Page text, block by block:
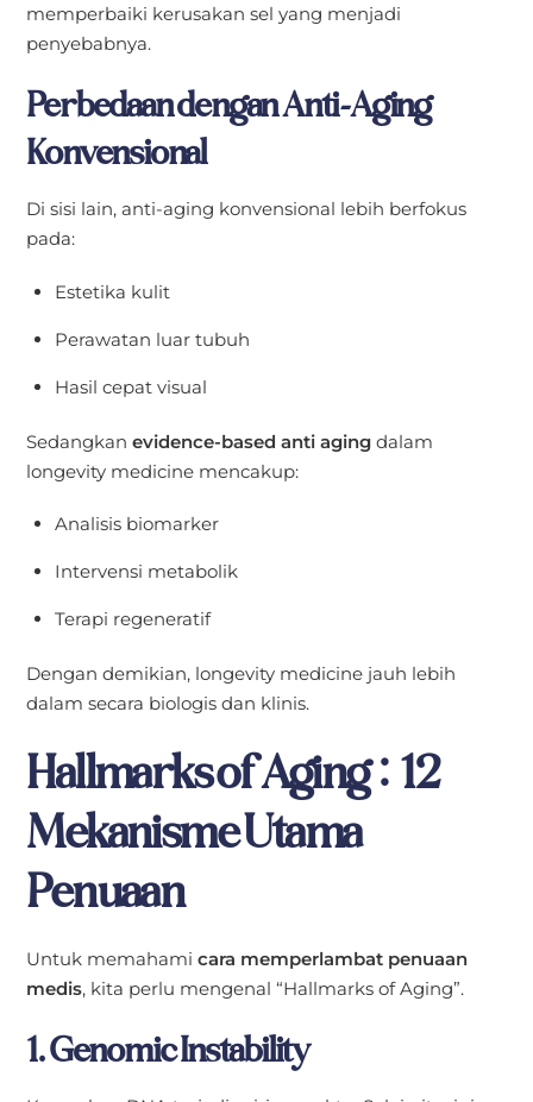
memperbaiki kerusakan sel yang menjadi
penyebabnya.
Perbedaan dengan Anti-Aging
Konvensional
Di sisi lain, anti-aging konvensional lebih berfokus
pada:
Estetika kulit
Perawatan luar tubuh
Hasil cepat visual
Sedangkanevidence-based anti aging dalam
longevity medicine mencakup:
Analisis biomarker
Intervensi metabolik
Terapi regeneratif
Dengan demikian, longevity medicine jauh lebih
dalam secara biologis dan klinis.
Hallmarks of Aging: 12
Mekanisme Utama
Penuaan
Untuk memahamicara memperlambat penuaan
medis, kita perlu mengenal “Hallmarks of Aging”.
1. Genomic Instability